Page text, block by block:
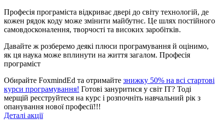
Професія програміста відкриває двері до світу технологій, де
кожен рядок коду може змінити майбутнє. Це шлях постійного
самовдосконалення, творчості та високих заробітків.
Давайте ж розберемо деякі плюси програмування й оцінимо,
як ця наука може вплинути на життя загалом. Професія
програміст
Обирайте FoxmindEd та отримайте знижку 50% на всі стартові
курси програмування! Готові зануритися у світ IT? Тоді
мерщій реєструйтеся на курс і розпочніть навчальний рік з
опанування нової професії!!!
Деталі акції